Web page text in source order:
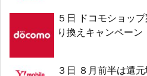
５日 ドコモショッ
り換えキャンペーン
３日 ８月前半は還